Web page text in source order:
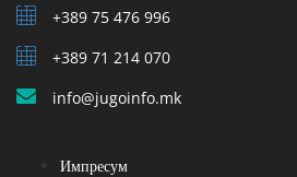
+389 75 476 996
+389 71 214 070
info@jugoinfo.mk
Импресум